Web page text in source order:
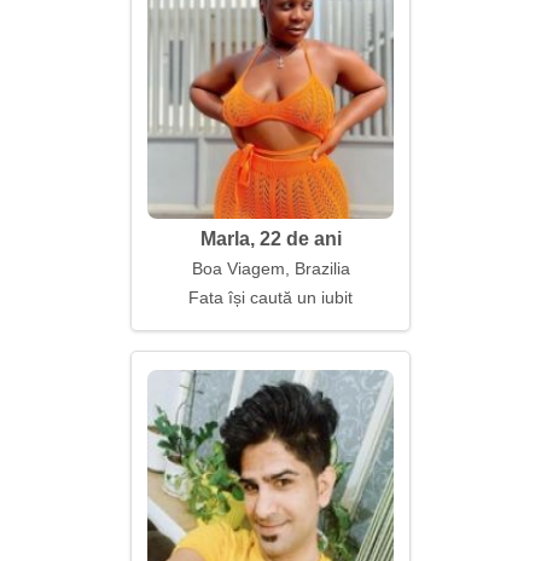
Marla, 22 de ani
Boa Viagem, Brazilia
Fata își caută un iubit